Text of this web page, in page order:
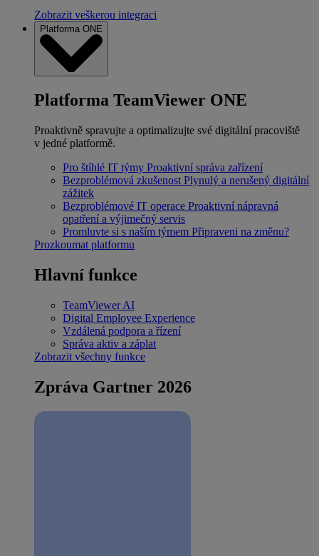
Zobrazit veškerou integraci
Platforma ONE
Platforma TeamViewer ONE
Proaktivně spravujte a optimalizujte své digitální pracoviště
v jedné platformě.
Pro štíhlé IT týmy Proaktivní správa zařízení
Bezproblémová zkušenost Plynulý a nerušený digitální
zážitek
Bezproblémové IT operace Proaktivní nápravná
opatření a výjimečný servis
Promluvte si s naším týmem Připraveni na změnu?
Prozkoumat platformu
Hlavní funkce
TeamViewer AI
Digital Employee Experience
Vzdálená podpora a řízení
Správa aktiv a záplat
Zobrazit všechny funkce
Zpráva Gartner 2026